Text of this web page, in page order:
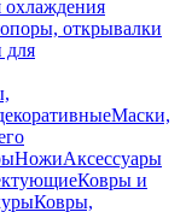
охлаждения
открывалки
Маски,
НожиАксессуары
Ковры и
Ковры,